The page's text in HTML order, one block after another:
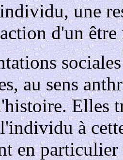
une
d'un être
au sens
Elles
à
en